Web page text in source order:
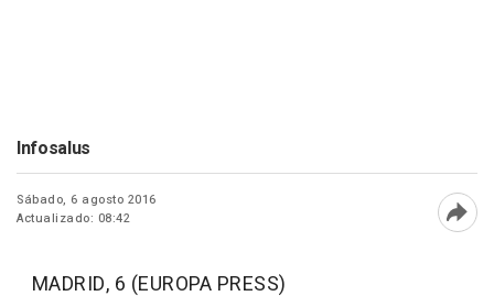
Infosalus
Sábado, 6 agosto 2016
Actualizado: 08:42
MADRID, 6 (EUROPA PRESS)